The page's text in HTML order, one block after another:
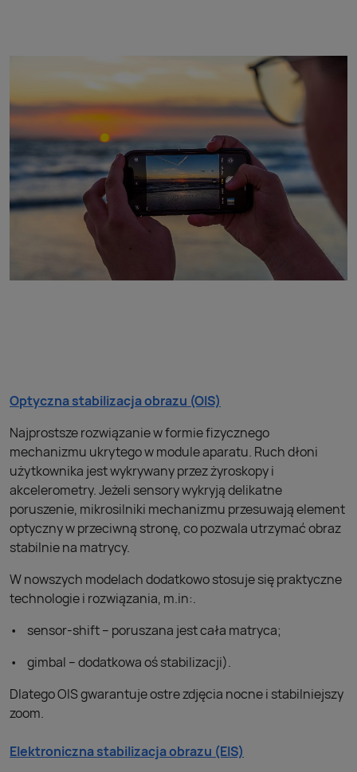
Optyczna stabilizacja obrazu (OIS)
Najprostsze rozwiązanie w formie fizycznego
mechanizmu ukrytego w module aparatu. Ruch dłoni
użytkownika jest wykrywany przez żyroskopy i
akcelerometry. Jeżeli sensory wykryją delikatne
poruszenie, mikrosilniki mechanizmu przesuwają element
optyczny w przeciwną stronę, co pozwala utrzymać obraz
stabilnie na matrycy.
W nowszych modelach dodatkowo stosuje się praktyczne
technologie i rozwiązania, m.in:.
sensor-shift – poruszana jest cała matryca;
gimbal – dodatkowa oś stabilizacji).
Dlatego OIS gwarantuje ostre zdjęcia nocne i stabilniejszy
zoom.
Elektroniczna stabilizacja obrazu (EIS)